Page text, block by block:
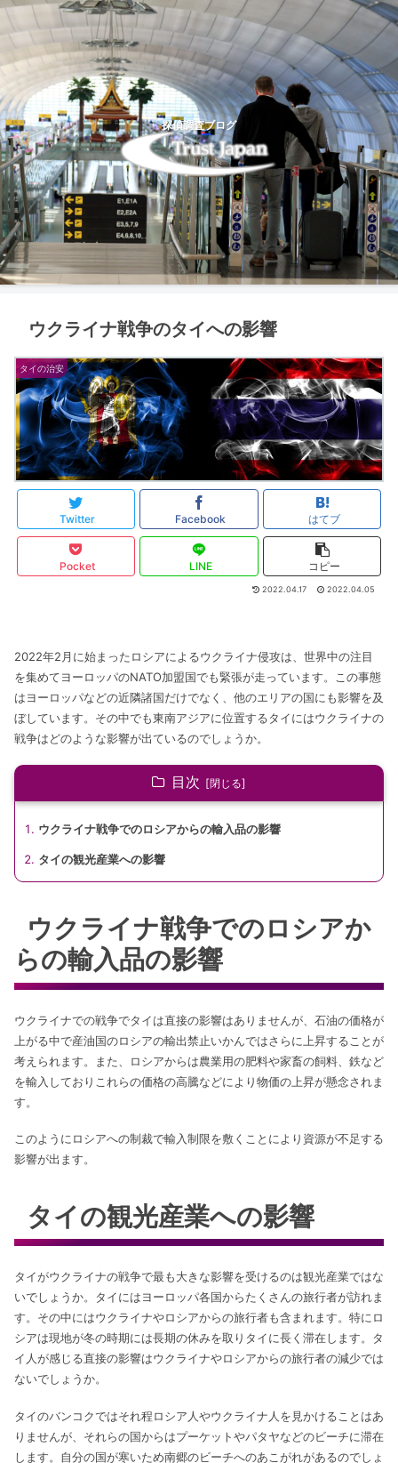
探偵調査ブログ
ウクライナ戦争のタイへの影響
タイの治安
Twitter Facebook はてブ
Pocket LINE コピー
2022.04.17 2022.04.05
2022年2月に始まったロシアによるウクライナ侵攻は、世界中の注目
を集めてヨーロッパのNATO加盟国でも緊張が走っています。この事態
はヨーロッパなどの近隣諸国だけでなく、他のエリアの国にも影響を及
ぼしています。その中でも東南アジアに位置するタイにはウクライナの
戦争はどのような影響が出ているのでしょうか。
目次
ウクライナ戦争でのロシアからの輸入品の影響
タイの観光産業への影響
ウクライナ戦争でのロシアか
らの輸入品の影響
ウクライナでの戦争でタイは直接の影響はありませんが、石油の価格が
上がる中で産油国のロシアの輸出禁止いかんではさらに上昇することが
考えられます。また、ロシアからは農業用の肥料や家畜の飼料、鉄など
を輸入しておりこれらの価格の高騰などにより物価の上昇が懸念されま
す。
このようにロシアへの制裁で輸入制限を敷くことにより資源が不足する
影響が出ます。
タイの観光産業への影響
タイがウクライナの戦争で最も大きな影響を受けるのは観光産業ではな
いでしょうか。タイにはヨーロッパ各国からたくさんの旅行者が訪れま
す。その中にはウクライナやロシアからの旅行者も含まれます。特にロ
シアは現地が冬の時期には長期の休みを取りタイに長く滞在します。タ
イ人が感じる直接の影響はウクライナやロシアからの旅行者の減少では
ないでしょうか。
タイのバンコクではそれ程ロシア人やウクライナ人を見かけることはあ
りませんが、それらの国からはプーケットやパタヤなどのビーチに滞在
します。自分の国が寒いため南郷のビーチへのあこがれがあるのでしょ